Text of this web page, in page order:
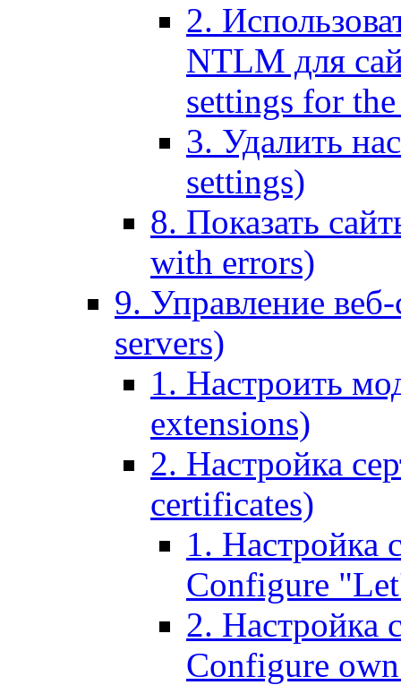
2.
NTLM для
settings for
3. Удалить
settings)
8. Показать
with errors)
9. Управление
servers)
1. Настроить
extensions)
2. Настройка
certificates)
1. Настройка
Configure
2. Настройка
Configure